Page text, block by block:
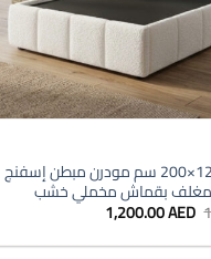
+
سرير سنجل 120×200 سم مودرن مبطن إسفنج
مغلف بقماش مخملي خشب
السعر
الأصلي
هو:
1,200.00AED السعر
هو: